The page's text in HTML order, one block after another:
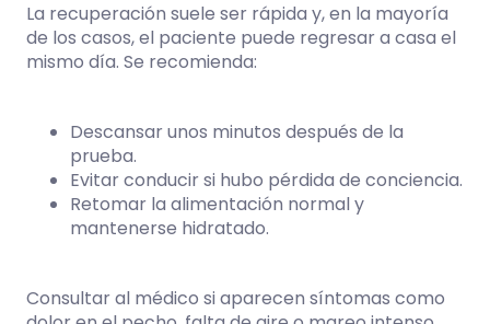
La recuperación suele ser rápida y, en la mayoría
de los casos, el paciente puede regresar a casa el
mismo día. Se recomienda:
Descansar unos minutos después de la
prueba.
Evitar conducir si hubo pérdida de conciencia.
Retomar la alimentación normal y
mantenerse hidratado.
Consultar al médico si aparecen síntomas como